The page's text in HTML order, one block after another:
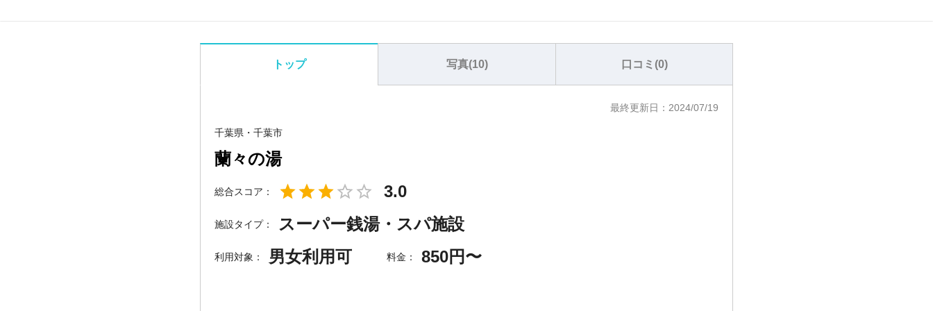
トップ 写真(10) 口コミ(0)
最終更新日： 2024/07/19
千葉県 ・ 千葉市
蘭々の湯
総合スコア： 3.0
施設タイプ： スーパー銭湯・スパ施設
利用対象： 男女利用可 料金： 850円〜